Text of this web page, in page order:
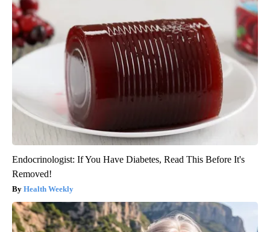
Endocrinologist: If You Have Diabetes, Read This Before It's
Removed!
Health Weekly